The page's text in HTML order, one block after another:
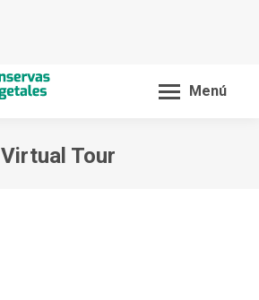
Menú
Virtual Tour